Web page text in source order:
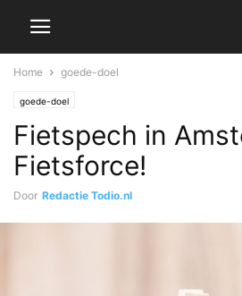
Home goede-doel
goede-doel
Fietspech in
Fietsforce!
Door Redactie Todio.nl